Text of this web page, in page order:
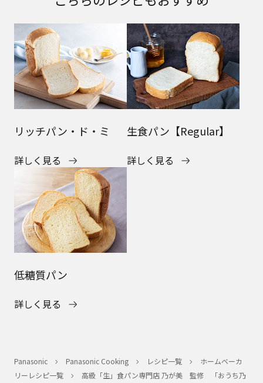
リッチパン・ド・ミ
詳しく見る
生食パン【Regular】
詳しく見る
低糖質パン
詳しく見る
Panasonic Panasonic Cooking レシピ一覧
ホームベーカ
リーレシピ一覧
高級「生」食パン専門店 乃が美 監修 「おうち乃